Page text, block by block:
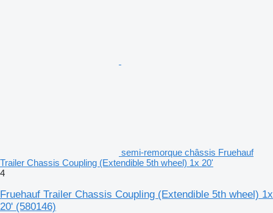
semi-remorque châssis Fruehauf
Trailer Chassis Coupling (Extendible 5th wheel) 1x 20'
4
Fruehauf Trailer Chassis Coupling (Extendible 5th wheel) 1x
20' (580146)